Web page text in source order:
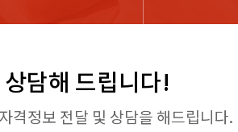
담해 드립니다!
격정보 전달 및 상담을 해드립니다.